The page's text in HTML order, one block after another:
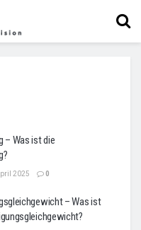
– Was ist die
2025 0
– Was ist